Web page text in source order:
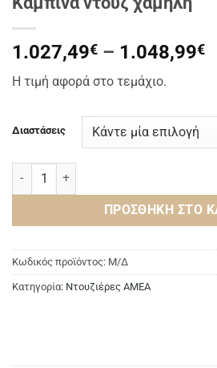
1.027,49€ – 1.048,99€
Η τιμή αφορά στο τεμάχιο.
Διαστάσεις
Καμπίνα ντουζ χαμηλή ποσότητα
ΠΡΟΣΘΉΚΗ ΣΤΟ
Κωδικός προϊόντος: Μ/Δ
Κατηγορία: Ντουζιέρες ΑΜΕΑ